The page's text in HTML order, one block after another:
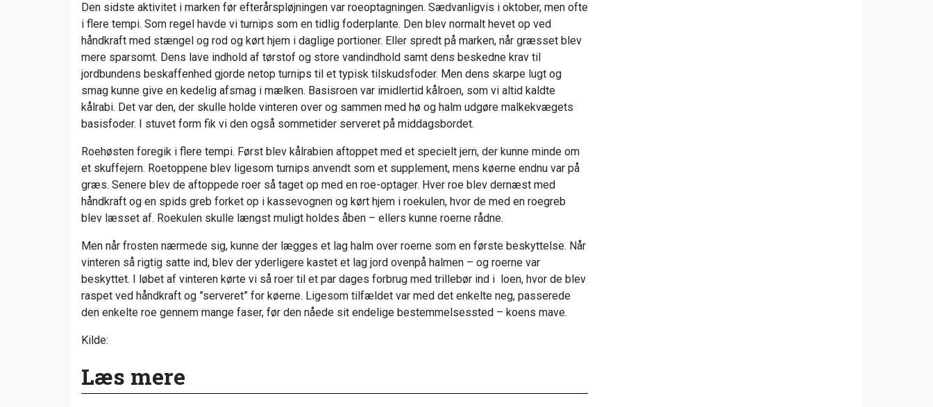
Den sidste aktivitet i marken før efterårspløjningen var roeoptagningen. Sædvanligvis i oktober, men ofte
i flere tempi. Som regel havde vi turnips som en tidlig foderplante. Den blev normalt hevet op ved
håndkraft med stængel og rod og kørt hjem i daglige portioner. Eller spredt på marken, når græsset blev
mere sparsomt. Dens lave indhold af tørstof og store vandindhold samt dens beskedne krav til
jordbundens beskaffenhed gjorde netop turnips til et typisk tilskudsfoder. Men dens skarpe lugt og
smag kunne give en kedelig afsmag i mælken. Basisroen var imidlertid kålroen, som vi altid kaldte
kålrabi. Det var den, der skulle holde vinteren over og sammen med hø og halm udgøre malkekvægets
basisfoder. I stuvet form fik vi den også sommetider serveret på middagsbordet.
Roehøsten foregik i flere tempi. Først blev kålrabien aftoppet med et specielt jern, der kunne minde om
et skuffejern. Roetoppene blev ligesom turnips anvendt som et supplement, mens køerne endnu var på
græs. Senere blev de aftoppede roer så taget op med en roe-optager. Hver roe blev dernæst med
håndkraft og en spids greb forket op i kassevognen og kørt hjem i roekulen, hvor de med en roegreb
blev læsset af. Roekulen skulle længst muligt holdes åben – ellers kunne roerne rådne.
Men når frosten nærmede sig, kunne der lægges et lag halm over roerne som en første beskyttelse. Når
vinteren så rigtig satte ind, blev der yderligere kastet et lag jord ovenpå halmen – og roerne var
beskyttet. I løbet af vinteren kørte vi så roer til et par dages forbrug med trillebør ind i loen, hvor de blev
raspet ved håndkraft og ”serveret” for køerne. Ligesom tilfældet var med det enkelte neg, passerede
den enkelte roe gennem mange faser, før den nåede sit endelige bestemmelsessted – koens mave.
Kilde:
Læs mere